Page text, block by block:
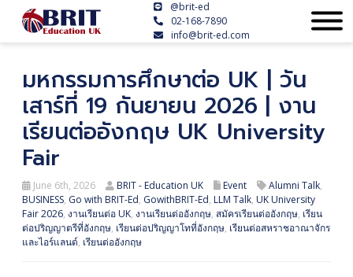
@brit-ed
02-168-7890
info@brit-ed.com
มหกรรมการศึกษาต่อ UK | วัน
เสาร์ที่ 19 กันยายน 2026 | งาน
เรียนต่ออังกฤษ UK University
Fair
June 6th, 2026 BRIT - Education UK Event Alumni Talk,
BUSINESS, Go with BRIT-Ed, GowithBRIT-Ed, LLM Talk, UK University
Fair 2026, งานเรียนต่อ UK, งานเรียนต่ออังกฤษ, สมัครเรียนต่ออังกฤษ, เรียน
ต่อปริญญาตรีที่อังกฤษ, เรียนต่อปริญญาโทที่อังกฤษ, เรียนต่อสหราชอาณาจักร
และไอร์แลนด์, เรียนต่ออังกฤษ